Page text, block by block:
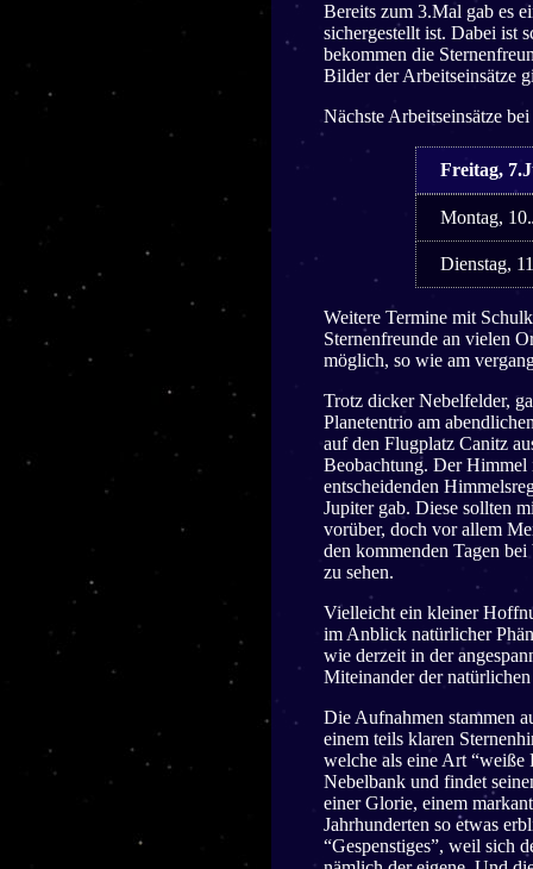
Bereits zum 3.Mal gab es
sichergestellt ist. Dabei ist
bekommen die
Bilder der Arbeitseinsätze
Nächste Arbeitseinsätze
Freitag,
Montag,
Dienstag,
Weitere Termine mit
Sternenfreunde an vielen
möglich, so wie am
Trotz dicker Nebelfelder,
Planetentrio am
auf den Flugplatz Canitz
Beobachtung. Der Himmel
entscheidenden
Jupiter gab. Diese sollten
vorüber, doch vor allem
den kommenden Tagen
zu sehen.
Vielleicht ein kleiner
im Anblick natürlicher
wie derzeit in der
Miteinander der
Die Aufnahmen stammen
einem teils klaren
welche als eine Art “weiße
Nebelbank und findet
einer Glorie, einem
Jahrhunderten so etwas
“Gespenstiges”, weil sich